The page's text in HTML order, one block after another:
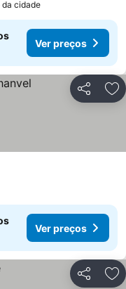
da cidade
Ver preços
Partilhar
Ver preços
Partilhar